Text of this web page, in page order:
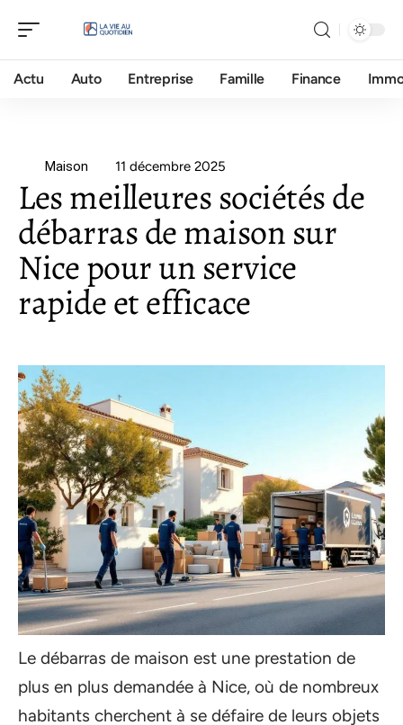
Actu Auto Entreprise Famille Finance
Maison 11 décembre 2025
Les meilleures sociétés de
débarras de maison sur
Nice pour un service
rapide et efficace
Le débarras de maison est une prestation de
plus en plus demandée à Nice, où de nombreux
habitants cherchent à se défaire de leurs objets